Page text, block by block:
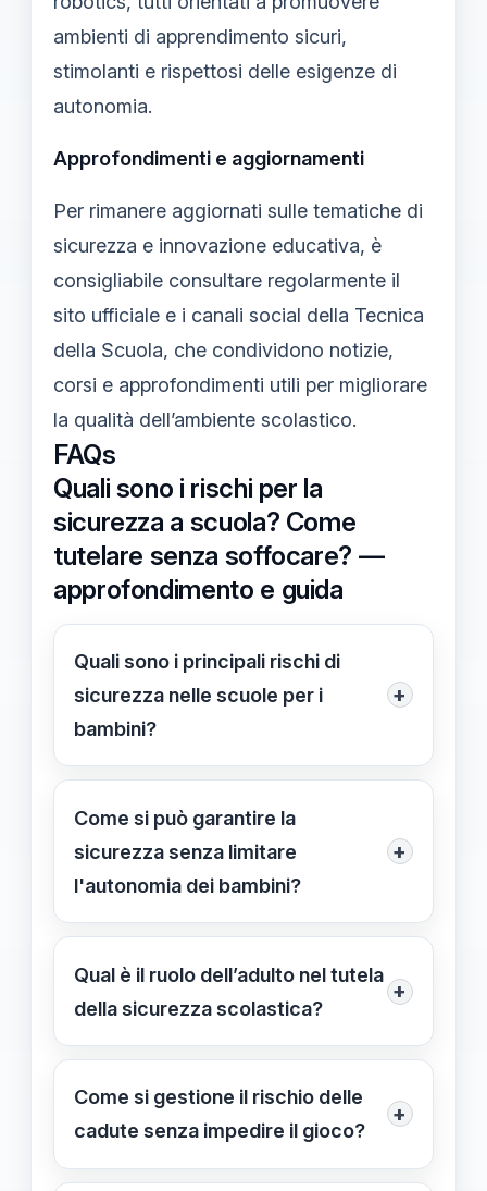
ambienti di apprendimento sicuri,
stimolanti e rispettosi delle esigenze di
autonomia.
Approfondimenti e aggiornamenti
Per rimanere aggiornati sulle tematiche di
sicurezza e innovazione educativa, è
consigliabile consultare regolarmente il
sito ufficiale e i canali social della Tecnica
della Scuola, che condividono notizie,
corsi e approfondimenti utili per migliorare
la qualità dell’ambiente scolastico.
FAQs
Quali sono i rischi per la
sicurezza a scuola? Come
tutelare senza soffocare? —
approfondimento e guida
Quali sono i principali rischi di
sicurezza nelle scuole per i
bambini?
+
I principali rischi includono cadute,
infortuni durante le attività sportive,
problemi emotivi come il bullismo e
rischi legati alla sicurezza digitale,
Come si può garantire la
sicurezza senza limitare
l'autonomia dei bambini?
+
Attraverso un approccio equilibrato
che combina formazione,
supervisione e la promozione di
bambini di esplorare e crescere in un
ambiente sicuro.
Qual è il ruolo dell’adulto nel tutela
della sicurezza scolastica?
+
Gli adulti devono essere presenti,
osservare le attività, intervenire
quando necessario e favorire un
Come si gestione il rischio delle
cadute senza impedire il gioco?
+
Utilizzando ambienti ottimizzati con